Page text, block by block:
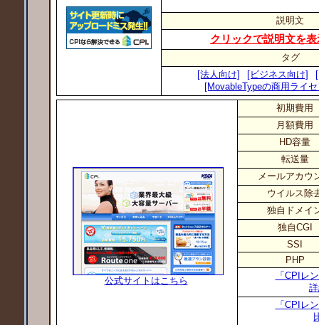
説明文
クリックで説明文を
タグ
[法人向け]
[ビジネス向け]
[MovableTypeの商用ライ
公式サイトはこちら
初期費用
月額費用
HD容量
転送量
メールアカウ
ウイルス除
独自ドメイ
独自CGI
SSI
PHP
「CPIレ
「CPIレ